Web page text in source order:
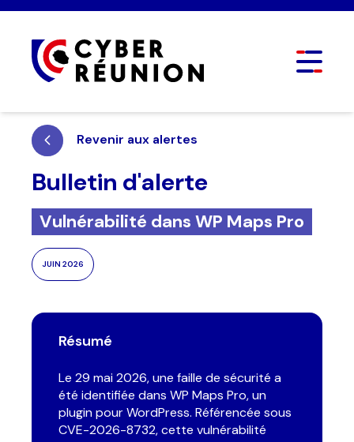
Revenir aux alertes
Bulletin d'alerte
Vulnérabilité dans WP Maps Pro
JUIN 2026
Résumé
Le 29 mai 2026, une faille de sécurité a
été identifiée dans WP Maps Pro, un
plugin pour WordPress. Référencée sous
CVE-2026-8732, cette vulnérabilité
Nom de l'entreprise*
Vous êtes
Fonction
Email*